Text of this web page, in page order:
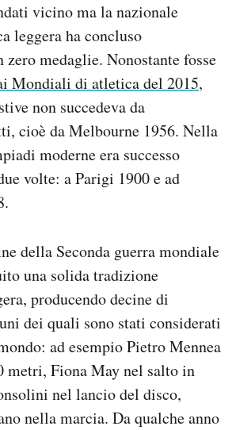
aiuto?
vicino ma la nazionale
leggera ha concluso
medaglie. Nonostante fosse
Mondiali di atletica del 2015,
non succedeva da
cioè da Melbourne 1956. Nella
moderne era successo
volte: a Parigi 1900 e ad
della Seconda guerra mondiale
una solida tradizione
producendo decine di
dei quali sono stati considerati
ad esempio Pietro Mennea
metri, Fiona May nel salto in
nel lancio del disco,
nella marcia. Da qualche anno